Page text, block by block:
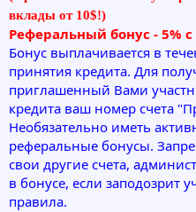
вклады от 10$!)
Реферальный бонус - 5%
Бонус выплачивается в
принятия кредита. Для
приглашенный Вами
кредита ваш номер счета
Необязательно иметь
реферальные бонусы.
свои другие счета,
в бонусе, если заподозрит
правила.